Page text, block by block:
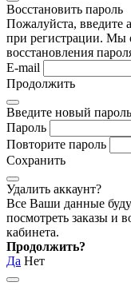
Восстановить пароль
Пожалуйста, введите
при регистрации. Мы
восстановления
E-mail
Продолжить
Введите новый пароль
Пароль
Повторите пароль
Сохранить
Удалить аккаунт?
Все Ваши данные
посмотреть заказы и
кабинета.
Продолжить?
Да Нет